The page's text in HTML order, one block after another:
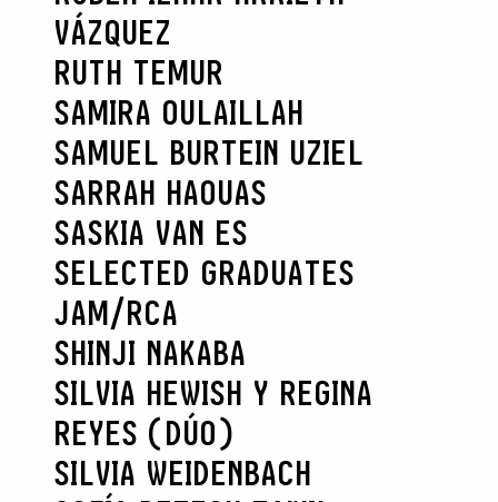
VÁZQUEZ
RUTH TEMUR
SAMIRA OULAILLAH
SAMUEL BURTEIN UZIEL
SARRAH HAOUAS
SASKIA VAN ES
SELECTED GRADUATES
JAM/RCA
SHINJI NAKABA
SILVIA HEWISH Y REGINA
REYES (DÚO)
SILVIA WEIDENBACH